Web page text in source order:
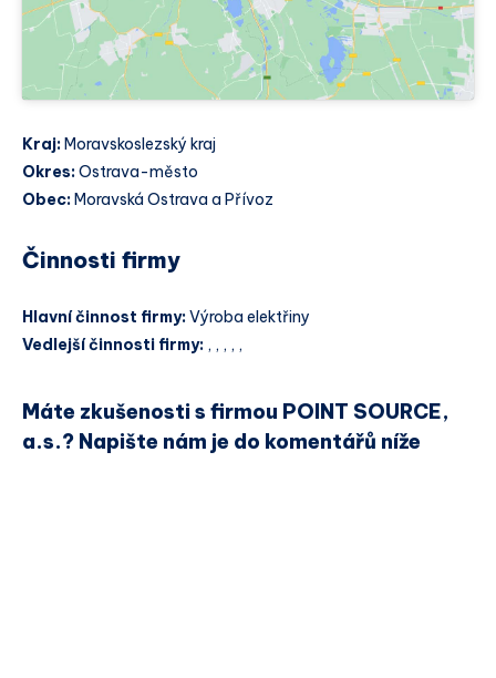
Kraj: Moravskoslezský kraj
Okres:Ostrava-město
Obec: Moravská Ostrava a Přívoz
Činnosti firmy
Hlavní činnost firmy:Výroba elektřiny
Vedlejší činnosti firmy: , , , , ,
Máte zkušenosti s firmou POINT SOURCE,
a.s.? Napište nám je do komentářů níže